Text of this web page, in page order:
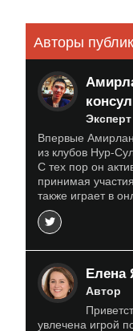
Авторы
Впервые
из клубов Нур-
С тех пор он
принимая
также играет в
Елена
Автор
увлечена игрой